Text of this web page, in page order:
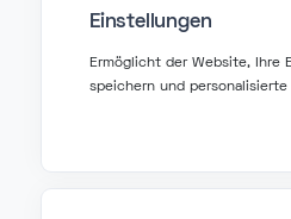
Einstellungen
Ermöglicht der Website, Ihre
speichern und personalisierte
Kontakt
+32 2 580 50 50